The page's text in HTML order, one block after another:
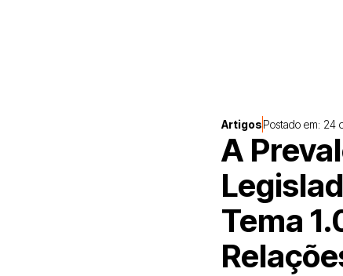
ArtigosPostado em: 24
A
Tema